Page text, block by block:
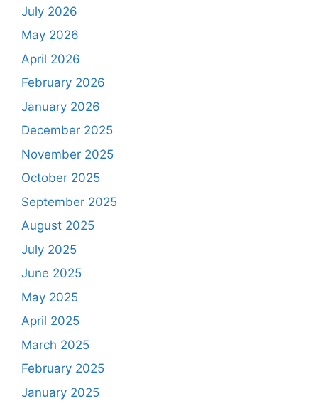
July 2026
May 2026
April 2026
February 2026
January 2026
December 2025
November 2025
October 2025
September 2025
August 2025
July 2025
June 2025
May 2025
April 2025
March 2025
February 2025
January 2025